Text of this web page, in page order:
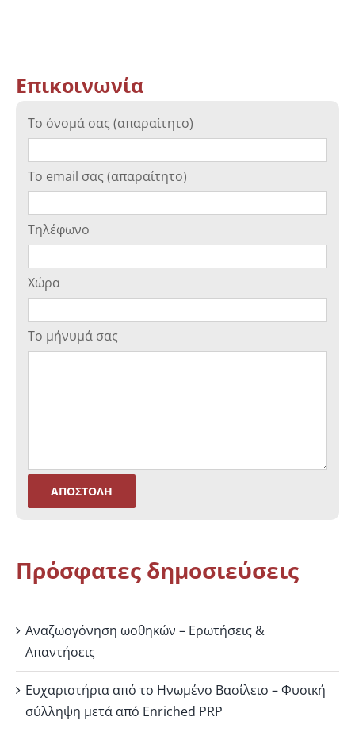
Επικοινωνία
Το όνομά σας (απαραίτητο)
Το email σας (απαραίτητο)
Τηλέφωνο
Χώρα
Το μήνυμά σας
Πρόσφατες δημοσιεύσεις
Αναζωογόνηση ωοθηκών – Ερωτήσεις &
Απαντήσεις
Ευχαριστήρια από το Ηνωμένο Βασίλειο – Φυσική
σύλληψη μετά από Enriched PRP